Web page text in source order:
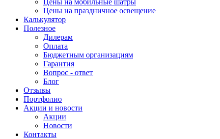
Цены на мобильные шатры
Цены на праздничное освещение
Калькулятор
Полезное
Дилерам
Оплата
Бюджетным организациям
Гарантия
Вопрос - ответ
Блог
Отзывы
Портфолио
Акции и новости
Акции
Новости
Контакты